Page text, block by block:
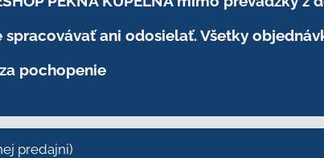
ani odosielať. Všetky
pochopenie
predajni)